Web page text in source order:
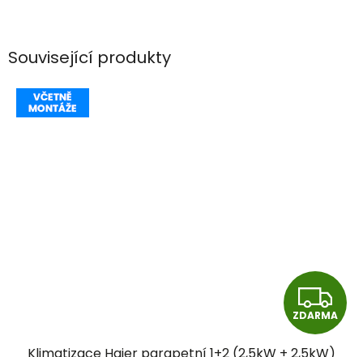
Související produkty
Z
D
ZDARMA
Klimatizace Haier parapetní 1+2 (2,5kW + 2,5kW)